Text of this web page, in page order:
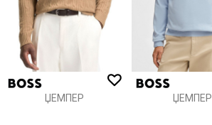
ИСПРАТИ
ЏЕМПЕР ЏЕМПЕР